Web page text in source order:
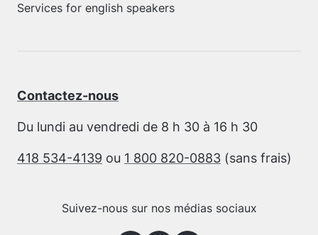
Services for english speakers
Contactez-nous
Du lundi au vendredi de 8 h 30 à 16 h 30
418 534-4139 ou 1 800 820-0883 (sans frais)
Suivez-nous sur nos médias sociaux